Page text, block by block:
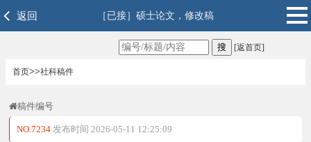
返回 ［已接］硕士论文，修改稿
[返首页]
首页>>社科稿件
稿件编号
NO.7234 发布时间 2026-05-11 12:25:09